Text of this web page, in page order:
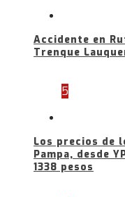
Accidente en
Trenque
5
Los precios de
Pampa, desde
1338 pesos